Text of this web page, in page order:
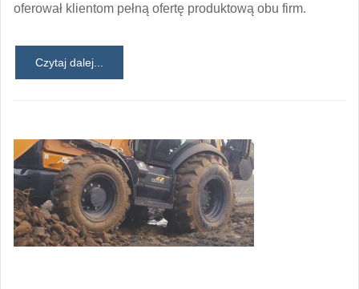
oferował klientom pełną ofertę produktową obu firm.
Czytaj dalej...